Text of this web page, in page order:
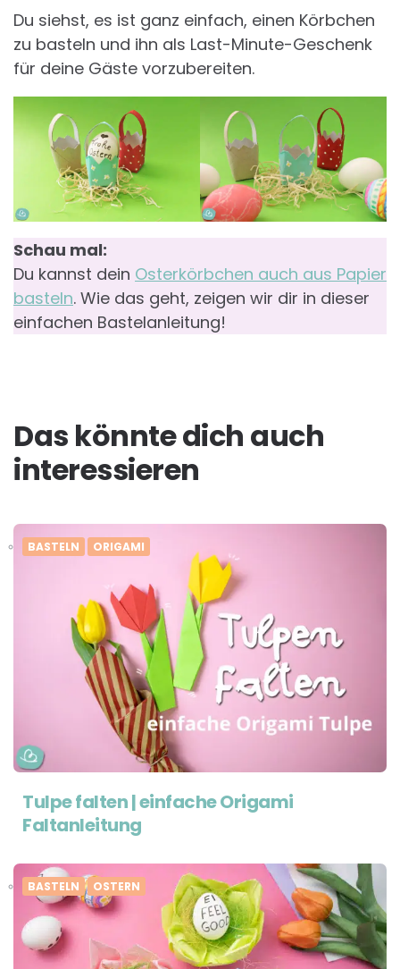
Du siehst, es ist ganz einfach, einen Körbchen
zu basteln und ihn als Last-Minute-Geschenk
für deine Gäste vorzubereiten.
Schau mal:
Du kannst dein Osterkörbchen auch aus Papier
basteln. Wie das geht, zeigen wir dir in dieser
einfachen Bastelanleitung!
Das könnte dich auch
interessieren
BASTELN ORIGAMI
Tulpe falten | einfache Origami
Faltanleitung
BASTELN OSTERN